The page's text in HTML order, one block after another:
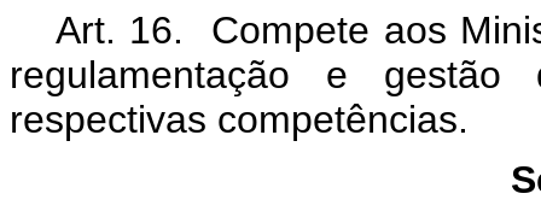
Art. 16. Compete aos
regulamentação e
respectivas competências.